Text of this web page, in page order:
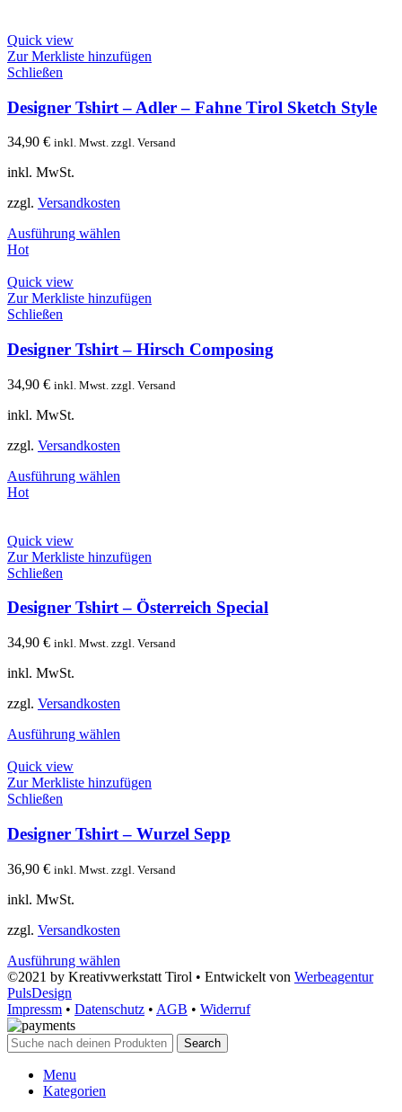
Quick view
Zur Merkliste hinzufügen
Schließen
Designer Tshirt – Adler – Fahne Tirol Sketch Style
34,90 € inkl. Mwst. zzgl. Versand
inkl. MwSt.
zzgl. Versandkosten
Ausführung wählen
Hot
Quick view
Zur Merkliste hinzufügen
Schließen
Designer Tshirt – Hirsch Composing
34,90 € inkl. Mwst. zzgl. Versand
inkl. MwSt.
zzgl. Versandkosten
Ausführung wählen
Hot
Quick view
Zur Merkliste hinzufügen
Schließen
Designer Tshirt – Österreich Special
34,90 € inkl. Mwst. zzgl. Versand
inkl. MwSt.
zzgl. Versandkosten
Ausführung wählen
Quick view
Zur Merkliste hinzufügen
Schließen
Designer Tshirt – Wurzel Sepp
36,90 € inkl. Mwst. zzgl. Versand
inkl. MwSt.
zzgl. Versandkosten
Ausführung wählen
©2021 by Kreativwerkstatt Tirol • Entwickelt von Werbeagentur
PulsDesign
Impressm • Datenschutz • AGB • Widerruf
Search
Menu
Kategorien